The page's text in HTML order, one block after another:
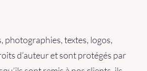
photographies, textes, logos,
d’auteur et sont protégés par